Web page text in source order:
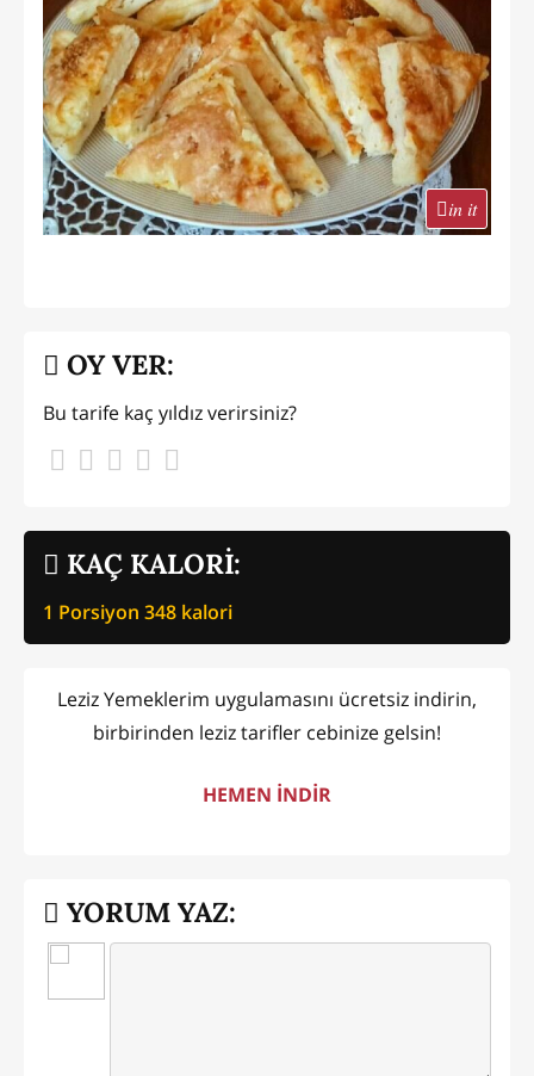
in it
KAÇ KALORİ:
1 Porsiyon 348 kalori
OY VER:
Bu tarife kaç yıldız verirsiniz?
Leziz Yemeklerim uygulamasını ücretsiz indirin,
birbirinden leziz tarifler cebinize gelsin!
HEMEN İNDİR
YORUM YAZ: